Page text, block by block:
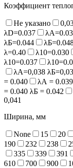
Коэффициент
Не указано
λD=0.037
λБ=0.044
λ=0.40
λ10=0.030
λ10=0.037
λА=0,038
= 0.040
λА =
= 0.040 λБ = 0.042
0,041
Ширина, мм
None 15 20
190
232 238
335
339 391
610
700 900